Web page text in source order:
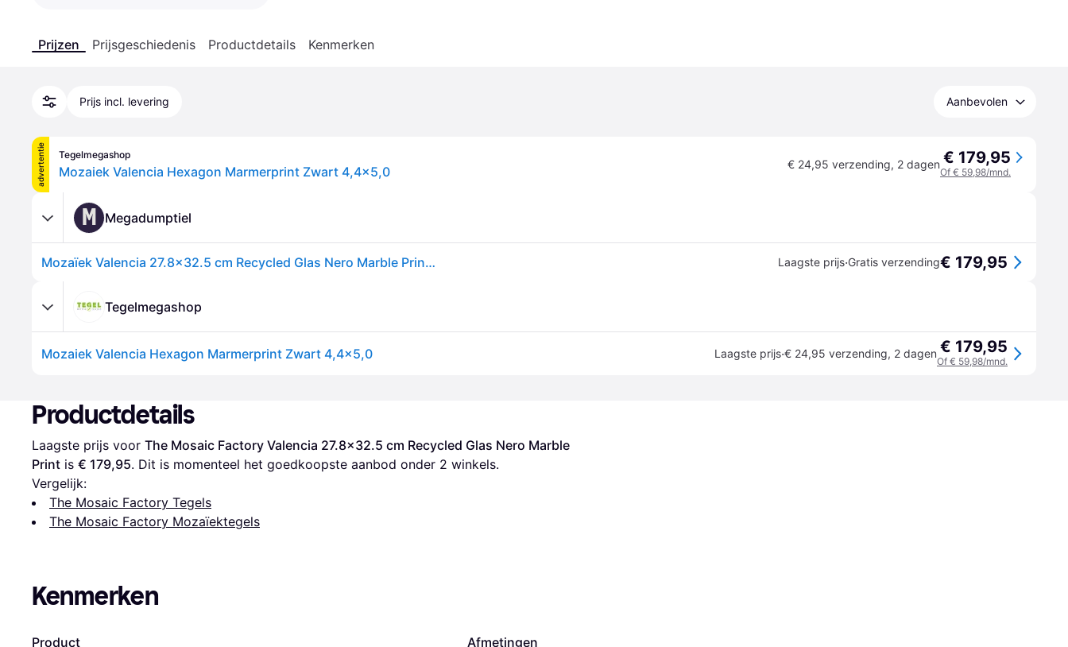
Prijzen Prijsgeschiedenis Productdetails Kenmerken
Prijs incl. levering Aanbevolen
advertentie Tegelmegashop
Mozaiek Valencia Hexagon Marmerprint Zwart 4,4x5,0 € 24,95 verzending, 2 dagen € 179,95
Of € 59,98/mnd.
M Megadumptiel
Mozaïek Valencia 27.8x32.5 cm Recycled Glas Nero Marble Print The Mosaic Factory Laagste prijs·Gratis verzending€ 179,95
Tegelmegashop
Mozaiek Valencia Hexagon Marmerprint Zwart 4,4x5,0 Laagste prijs·€ 24,95 verzending, 2 dagen € 179,95
Of € 59,98/mnd.
Productdetails
Laagste prijs voor The Mosaic Factory Valencia 27.8x32.5 cm Recycled Glas Nero Marble
Print is € 179,95. Dit is momenteel het goedkoopste aanbod onder 2 winkels.
Vergelijk:
The Mosaic Factory Tegels
The Mosaic Factory Mozaïektegels
Kenmerken
Product Afmetingen